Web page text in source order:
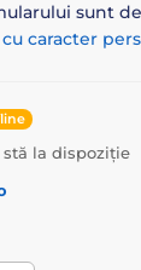
sunt
caracter
la dispoziție